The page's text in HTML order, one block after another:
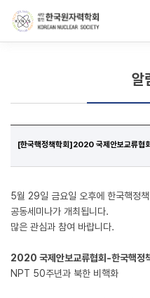
알
[한국핵정책학회]2020 국제안보교류협
5월 29일 금요일 오후에 한국핵정
공동세미나가 개최됩니다.
많은 관심과 참여 바랍니다.
2020 국제안보교류협회-한국핵정
NPT 50주년과 북한 비핵화